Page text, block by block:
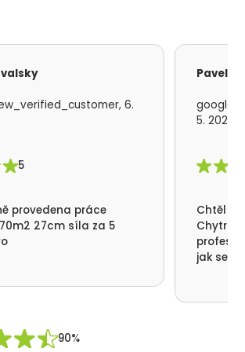
6.
5
provedena práce
27cm síla za 5
Pavel
5. 2026
Chtěl
Chytrá
jak se
90%